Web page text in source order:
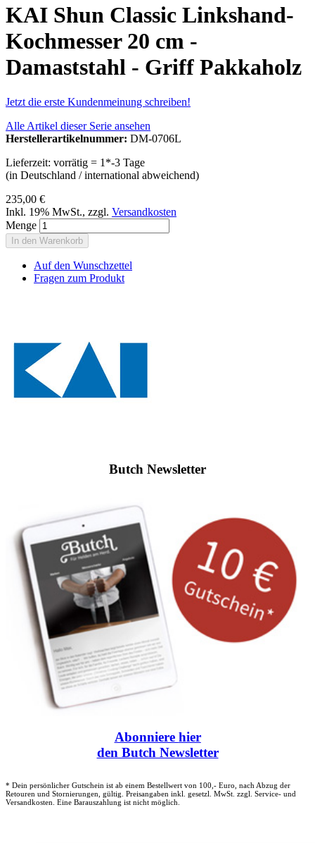
KAI Shun Classic Linkshand-
Kochmesser 20 cm -
Damaststahl - Griff Pakkaholz
Jetzt die erste Kundenmeinung schreiben!
Alle Artikel dieser Serie ansehen
Herstellerartikelnummer: DM-0706L
Lieferzeit: vorrätig = 1*-3 Tage
(in Deutschland / international abweichend)
235,00 €
Inkl. 19% MwSt., zzgl. Versandkosten
Menge
In den Warenkorb
Auf den Wunschzettel
Fragen zum Produkt
Butch Newsletter
Abonniere hier
den Butch Newsletter
* Dein persönlicher Gutschein ist ab einem Bestellwert von 100,- Euro, nach Abzug der
Retouren und Stornierungen, gültig. Preisangaben inkl. gesetzl. MwSt. zzgl. Service- und
Versandkosten. Eine Barauszahlung ist nicht möglich.